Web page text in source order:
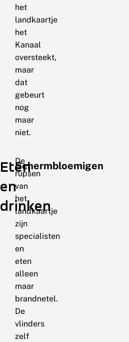
het
landkaartje
het
Kanaal
oversteekt,
maar
dat
gebeurt
nog
maar
niet.
Eten
en
drinken
De
rupsen
van
het
landkaartje
zijn
specialisten
en
eten
alleen
maar
brandnetel.
De
vlinders
zelf
Schermbloemigen